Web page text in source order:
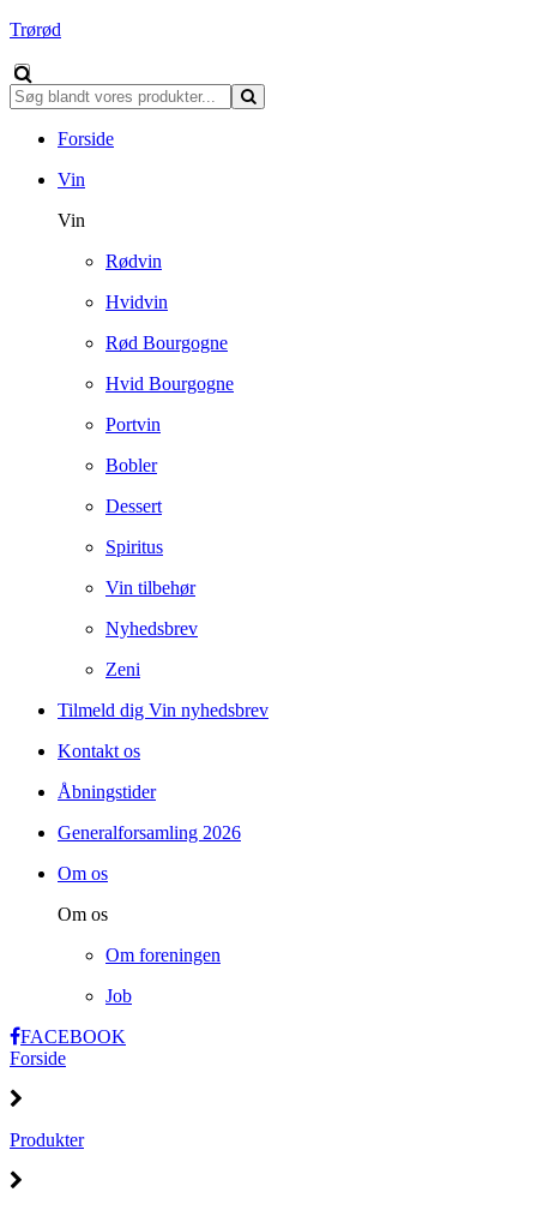
Trørød
Forside
Vin
Vin
Rødvin
Hvidvin
Rød Bourgogne
Hvid Bourgogne
Portvin
Bobler
Dessert
Spiritus
Vin tilbehør
Nyhedsbrev
Zeni
Tilmeld dig Vin nyhedsbrev
Kontakt os
Åbningstider
Generalforsamling 2026
Om os
Om os
Om foreningen
Job
FACEBOOK
Forside
Produkter